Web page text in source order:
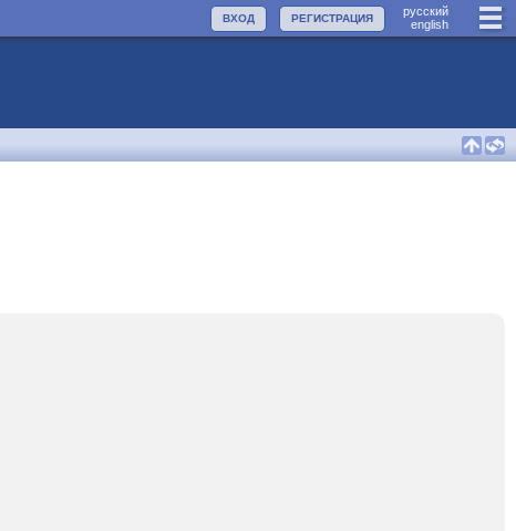
руccкий
english
РЕГИСТРАЦИЯ
ВХОД